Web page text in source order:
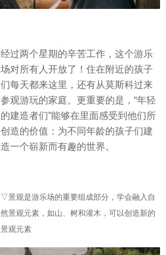
经过两个星期的辛苦工作，这个游乐
场对所有人开放了！住在附近的孩子
们每天都来这里，还有从莫斯科过来
参观游玩的家庭。更重要的是，“年轻
的建造者们”能够在里面感受到他们所
创造的价值：为不同年龄的孩子们建
造一个崭新而有趣的世界。
▽景观是游乐场的重要组成部分，学会融入自
然景观元素，如山、树和灌木，可以创造新的
景观元素